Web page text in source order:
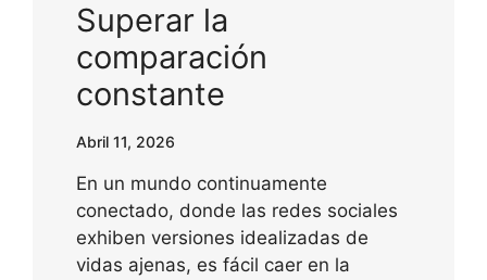
Superar la
comparación
constante
Abril 11, 2026
En un mundo continuamente
conectado, donde las redes sociales
exhiben versiones idealizadas de
vidas ajenas, es fácil caer en la